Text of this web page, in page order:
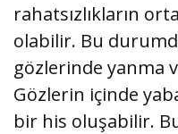
rahatsızlıkların
olabilir. Bu
gözlerinde yanma
Gözlerin içinde
bir his oluşabilir.